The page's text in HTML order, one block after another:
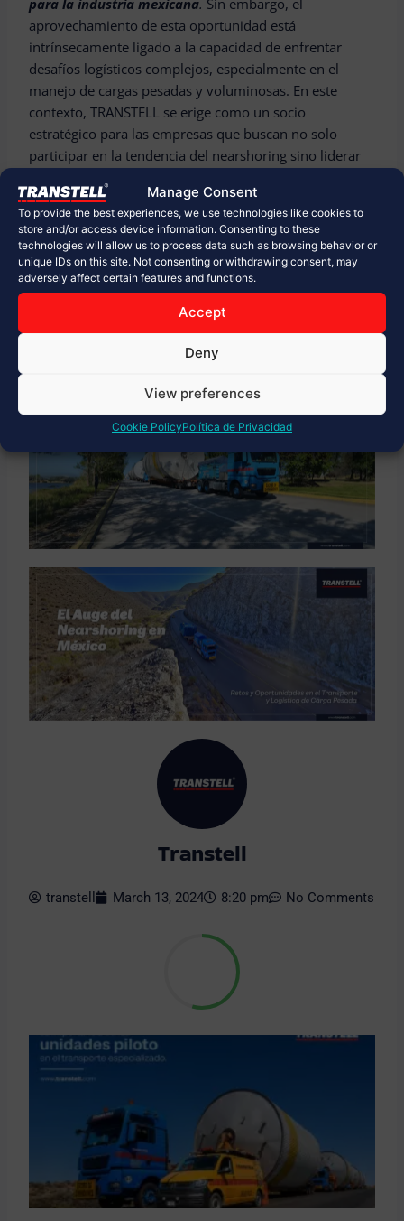
Manage Consent
To provide the best experiences, we use technologies like cookies to
store and/or access device information. Consenting to these
technologies will allow us to process data such as browsing behavior or
unique IDs on this site. Not consenting or withdrawing consent, may
adversely affect certain features and functions.
Accept
Deny
View preferences
Cookie PolicyPolítica de Privacidad
para la industria mexicana. Sin embargo, el
aprovechamiento de esta oportunidad está
intrínsecamente ligado a la capacidad de enfrentar
desafíos logísticos complejos, especialmente en el
manejo de cargas pesadas y voluminosas. En este
contexto, TRANSTELL se erige como un socio
estratégico para las empresas que buscan no solo
participar en la tendencia del nearshoring sino liderar
Los invitamos a explorar cómo nuestras soluciones
personalizadas en transporte y logística pueden ser la
pieza clave para sus proyectos de nearshoring y más
allá. Juntos, podemos impulsar el crecimiento
sostenible y fortalecer la posición de México en el
escenario global.
Transtell
transtell March 13, 2024 8:20 pm No Comments